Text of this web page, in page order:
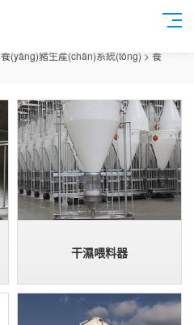
養(yǎng)豬生產(chǎn)系統(tǒng) > 養
干濕喂料器